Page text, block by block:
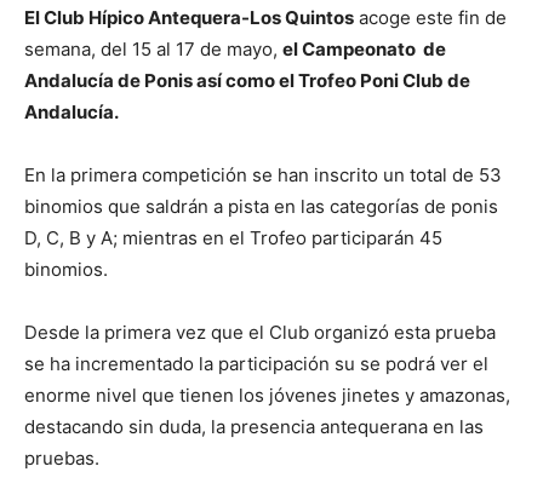
El Club Hípico Antequera-Los Quintos acoge este fin de
semana, del 15 al 17 de mayo, el Campeonato de
Andalucía de Ponis así como el Trofeo Poni Club de
Andalucía.
En la primera competición se han inscrito un total de 53
binomios que saldrán a pista en las categorías de ponis
D, C, B y A; mientras en el Trofeo participarán 45
binomios.
Desde la primera vez que el Club organizó esta prueba
se ha incrementado la participación su se podrá ver el
enorme nivel que tienen los jóvenes jinetes y amazonas,
destacando sin duda, la presencia antequerana en las
pruebas.